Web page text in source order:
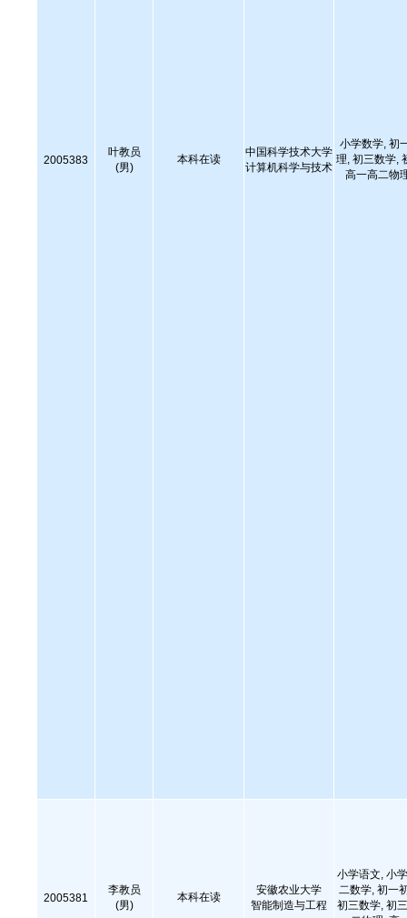
2005383
叶教员
(男)
本科在读
中国科学技术大学
计算机科学与技术
小学数学, 初
理, 初三数学,
高一高二物
2005381
李教员
(男)
本科在读
安徽农业大学
智能制造与工程
小学语文, 小
二数学, 初一
初三数学, 初